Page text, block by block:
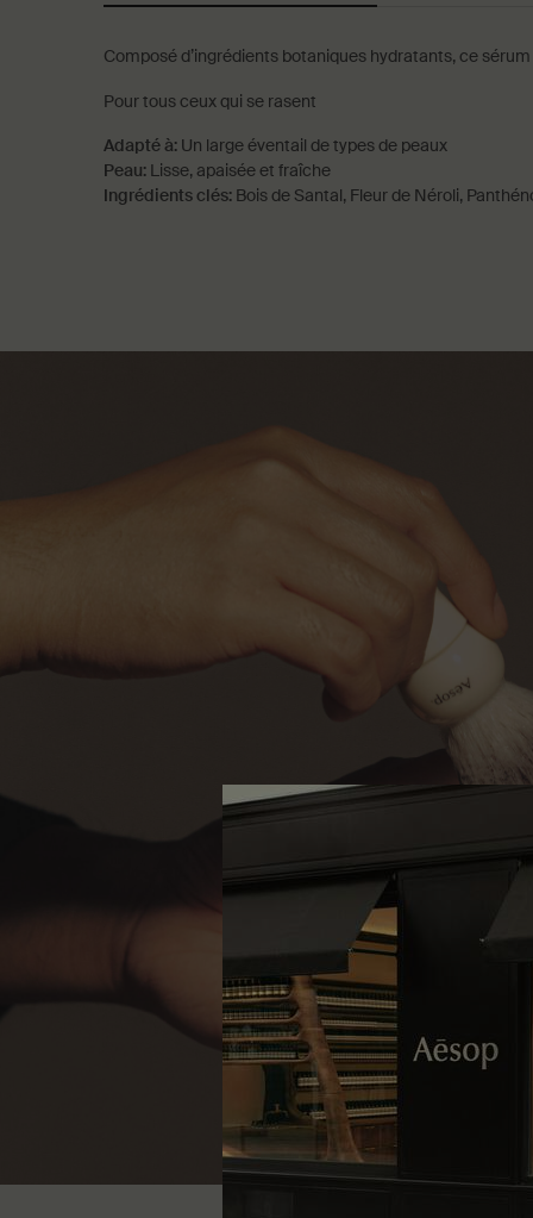
Composé d’ingrédients botaniques hydratants, ce
Pour tous ceux qui se rasent
Adapté à: Un large éventail de types de peaux
Peau: Lisse, apaisée et fraîche
Ingrédients clés: Bois de Santal, Fleur de Néroli,